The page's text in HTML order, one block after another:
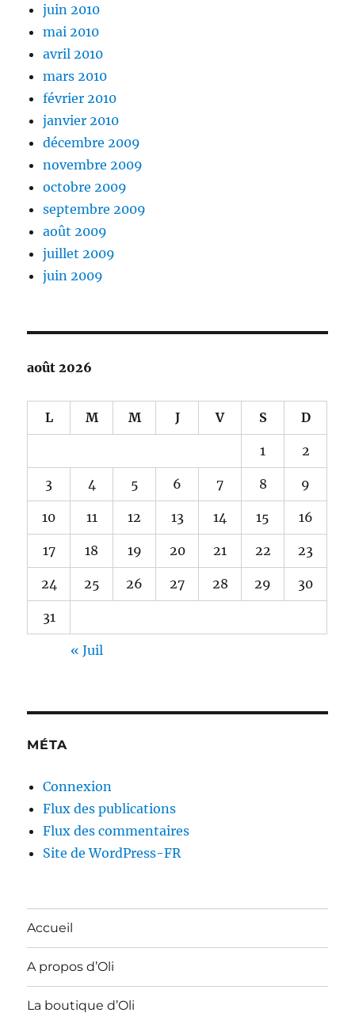
juin 2010
mai 2010
avril 2010
mars 2010
février 2010
janvier 2010
décembre 2009
novembre 2009
octobre 2009
septembre 2009
août 2009
juillet 2009
juin 2009
août 2026
L M M J V S D
1 2
3 4 5 6 7 8 9
10 11 12 13 14 15 16
17 18 19 20 21 22 23
24 25 26 27 28 29 30
31
« Juil
MÉTA
Connexion
Flux des publications
Flux des commentaires
Site de WordPress-FR
Accueil
A propos d’Oli
La boutique d’Oli